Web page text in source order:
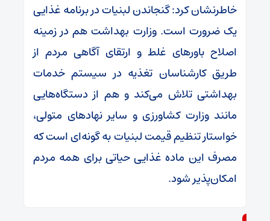
خاطرنشان کرد: گنجاندن لبنیات در برنامه غذایی
یک ضرورت است. وزارت بهداشت هم در زمینه
اصلاح باورهای غلط و ارتقای آگاهی مردم از
طریق کارشناسان تغذیه در سیستم خدمات
بهداشتی تلاش می‌کند و هم از دستگاه‌هایی
مانند وزارت کشاورزی و سایر نهادهای متولی،
خواستار تنظیم قیمت لبنیات به گونه‌ای است که
مصرف این ماده غذایی حیاتی برای همه مردم
امکان‌پذیر شود.